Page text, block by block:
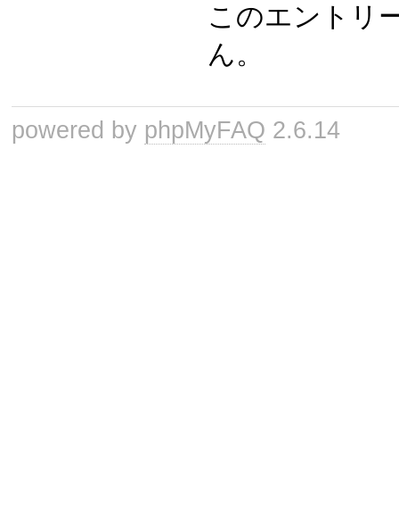
このエントリ
ん。
powered by phpMyFAQ 2.6.14